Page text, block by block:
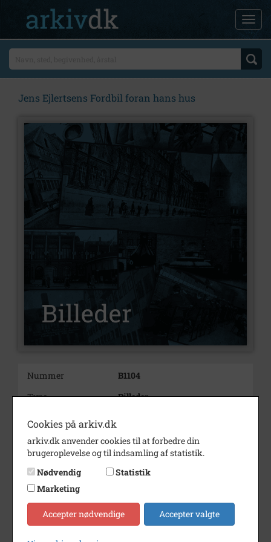
Jens Ejlertsens Fordbil foran hans hus
Nummer
B1104
Type
Billeder
Beskrivelse
Bemærkning
Åben Fordbil med
Periode
Dateringsnote
1928
Fotograf
Ukendt
Cookies på arkiv.dk
arkiv.dk anvender cookies til at forbedre din
brugeroplevelse og til indsamling af statistik.
Nødvendig
Statistik
Marketing
Accepter nødvendige Accepter valgte